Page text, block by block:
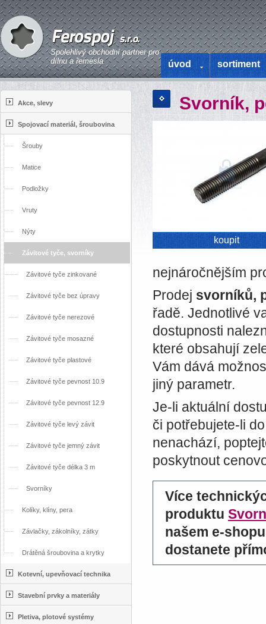
Spolehlivý obchodní partner pro
dílnu a řemesla
úvod sortiment
Svorník,
koupit
nejnáročnějším
Prodej svorníků,
řadě. Jednotlivé
dostupnosti
které obsahují
Vám dává
jiný parametr.
Je-li aktuální
či potřebujete-li
nenachází,
poskytnout
Více
produktu
našem e-
dostanete
Akce, slevy
Spojovací materiál, šroubovina
Šrouby
Matice
Podložky
Vruty
Nýty
Závitové tyče, svorníky
Závitové tyče zinkované
Závitové tyče bez úpravy
Závitové tyče nerezové
Závitové tyče mosazné
Závitové tyče plastové
Závitové tyče pevnost 10.9
Závitové tyče pevnost 12.9
Závitové tyče levý závit
Závitové tyče jemný závit
Závitové tyče délka 3 m
Svorníky
Kolíky, klíny, pera
Závlačky, zákolníky, zátky
Drátěná šroubovina a krytky
Kotevní, upevňovací technika
Stavební prvky a materiály
Pletiva, plotové systémy